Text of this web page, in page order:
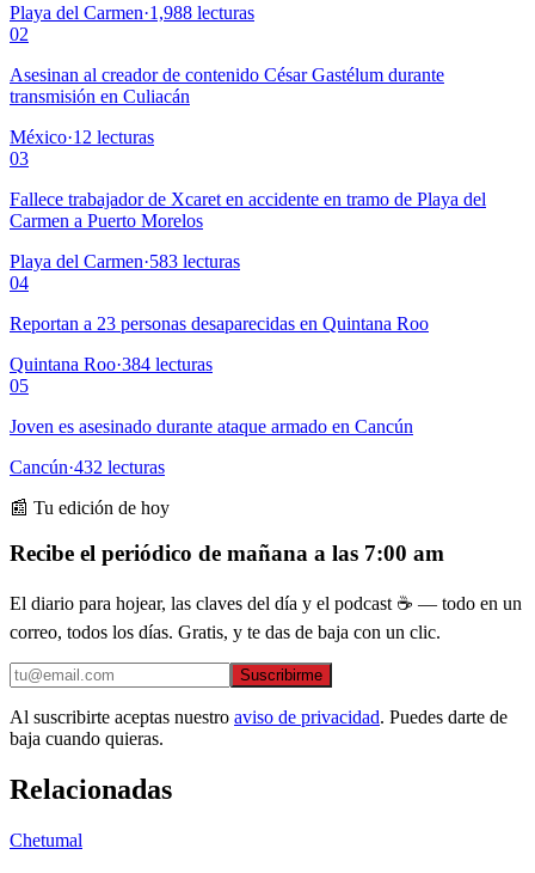
Playa del Carmen·1,988 lecturas
02
Asesinan al creador de contenido César Gastélum durante
transmisión en Culiacán
México·12 lecturas
03
Fallece trabajador de Xcaret en accidente en tramo de Playa del
Carmen a Puerto Morelos
Playa del Carmen·583 lecturas
04
Reportan a 23 personas desaparecidas en Quintana Roo
Quintana Roo·384 lecturas
05
Joven es asesinado durante ataque armado en Cancún
Cancún·432 lecturas
📰 Tu edición de hoy
Recibe el periódico de mañana a las 7:00 am
El diario para hojear, las claves del día y el podcast ☕ — todo en un
correo, todos los días. Gratis, y te das de baja con un clic.
Suscribirme
Al suscribirte aceptas nuestro aviso de privacidad. Puedes darte de
baja cuando quieras.
Relacionadas
Chetumal